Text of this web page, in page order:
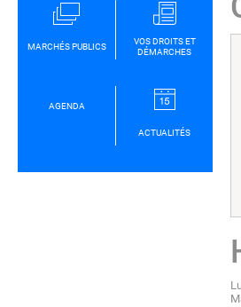
MARCHÉS PUBLICS
VOS DROITS ET
DÉMARCHES
AGENDA
ACTUALITÉS